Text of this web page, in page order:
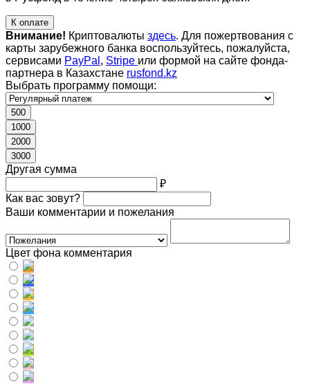
К оплате
Внимание! Криптовалюты здесь. Для пожертвования с
карты зарубежного банка воспользуйтесь, пожалуйста,
сервисами PayPal , Stripe или формой на сайте фонда-
партнера в Казахстане rusfond.kz
Выбрать программу помощи:
500
1000
2000
3000
Другая сумма
₽
Как вас зовут?
Ваши комментарии и пожелания
Цвет фона комментария